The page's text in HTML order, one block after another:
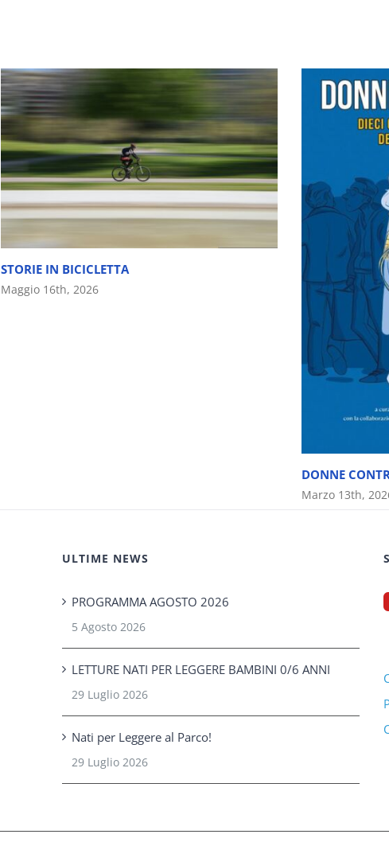
STORIE IN BICICLETTA
Maggio 16th, 2026
DONNE
Marzo 13th,
ULTIME NEWS
PROGRAMMA AGOSTO 2026
5 Agosto 2026
LETTURE NATI PER LEGGERE BAMBINI 0/6 ANNI
29 Luglio 2026
Nati per Leggere al Parco!
29 Luglio 2026